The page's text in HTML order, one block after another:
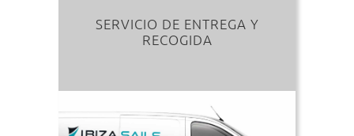
SERVICIO DE ENTREGA Y
RECOGIDA